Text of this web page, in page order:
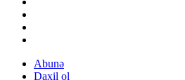
Abunə
Daxil ol